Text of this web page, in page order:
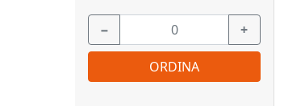
− +
ORDINA